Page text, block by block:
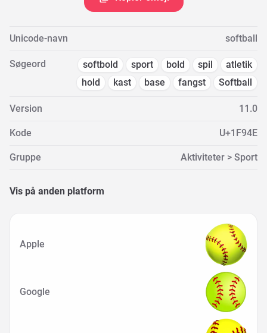
Unicode-navn softball
Søgeord softbold sport bold spil
atletik
hold
kast base fangst Softball
Version 11.0
Kode U+1F94E
Gruppe Aktiviteter > Sport
Vis på anden platform
Apple
Google